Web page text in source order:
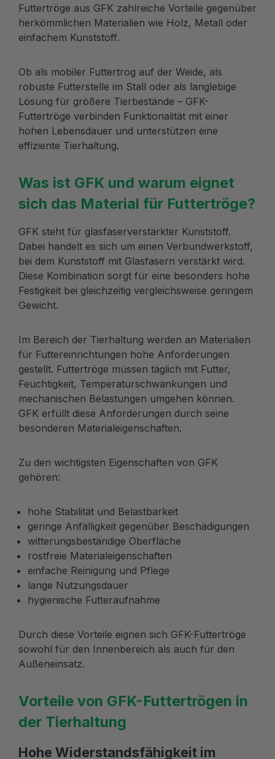
Futtertröge aus GFK zahlreiche Vorteile gegenüber
herkömmlichen Materialien wie Holz, Metall oder
einfachem Kunststoff.
Ob als mobiler Futtertrog auf der Weide, als
robuste Futterstelle im Stall oder als langlebige
Lösung für größere Tierbestände – GFK-
Futtertröge verbinden Funktionalität mit einer
hohen Lebensdauer und unterstützen eine
effiziente Tierhaltung.
Was ist GFK und warum eignet
sich das Material für Futtertröge?
GFK steht für glasfaserverstärkter Kunststoff.
Dabei handelt es sich um einen Verbundwerkstoff,
bei dem Kunststoff mit Glasfasern verstärkt wird.
Diese Kombination sorgt für eine besonders hohe
Festigkeit bei gleichzeitig vergleichsweise geringem
Gewicht.
Im Bereich der Tierhaltung werden an Materialien
für Futtereinrichtungen hohe Anforderungen
gestellt. Futtertröge müssen täglich mit Futter,
Feuchtigkeit, Temperaturschwankungen und
mechanischen Belastungen umgehen können.
GFK erfüllt diese Anforderungen durch seine
besonderen Materialeigenschaften.
Zu den wichtigsten Eigenschaften von GFK
gehören:
hohe Stabilität und Belastbarkeit
geringe Anfälligkeit gegenüber Beschädigungen
witterungsbeständige Oberfläche
rostfreie Materialeigenschaften
einfache Reinigung und Pflege
lange Nutzungsdauer
hygienische Futteraufnahme
Durch diese Vorteile eignen sich GFK-Futtertröge
sowohl für den Innenbereich als auch für den
Außeneinsatz.
Vorteile von GFK-Futtertrögen in
der Tierhaltung
Hohe Widerstandsfähigkeit im